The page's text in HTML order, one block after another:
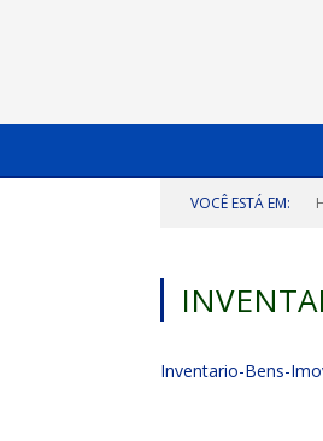
VOCÊ ESTÁ EM:
Inventario-Bens-